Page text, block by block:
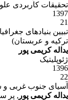
تحقیقات کاربردی
1397
21
تبیین بنیادهای
ترکیه و عربستان)
یداله کریمی پور
ژئوپلیتیک
1396
22
آسیای جنوب غربی و
یداله کریمی پور , پر